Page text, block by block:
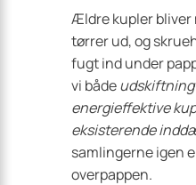
Ældre kupler bliver
tørrer ud, og
fugt ind under
vi bådeudskiftning
energieffektive
eksisterende
samlingerne igen
overpappen.